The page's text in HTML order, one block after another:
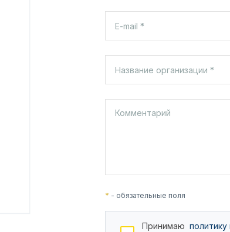
* - обязательные поля
Принимаю